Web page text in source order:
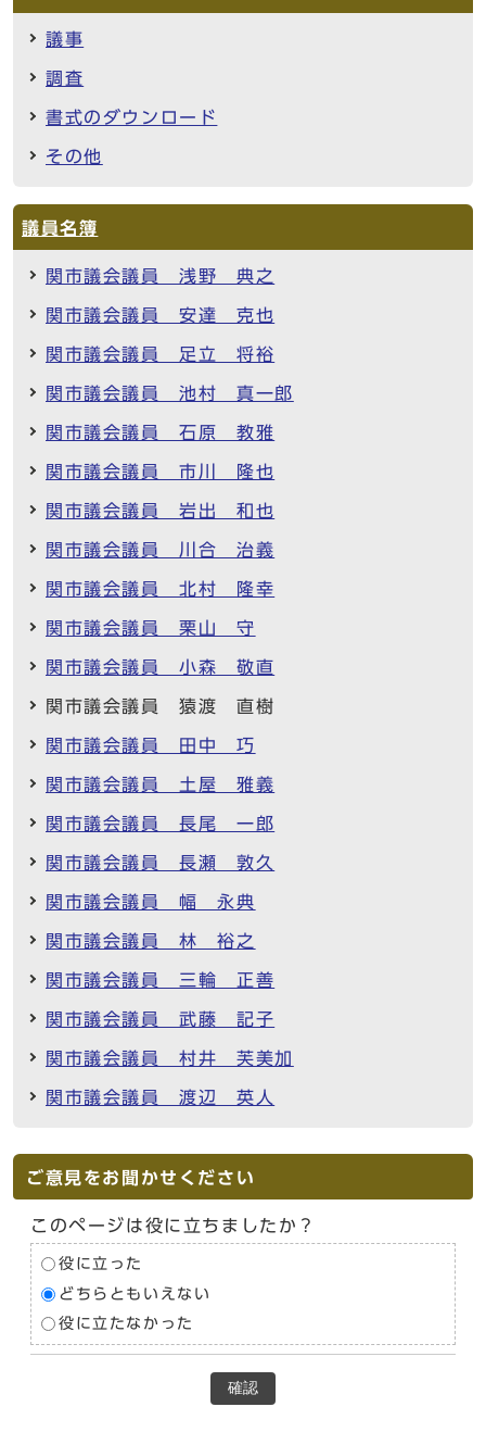
議事
調査
書式のダウンロード
その他
議員名簿
関市議会議員 浅野 典之
関市議会議員 安達 克也
関市議会議員 足立 将裕
関市議会議員 池村 真一郎
関市議会議員 石原 教雅
関市議会議員 市川 隆也
関市議会議員 岩出 和也
関市議会議員 川合 治義
関市議会議員 北村 隆幸
関市議会議員 栗山 守
関市議会議員 小森 敬直
関市議会議員 猿渡 直樹
関市議会議員 田中 巧
関市議会議員 土屋 雅義
関市議会議員 長尾 一郎
関市議会議員 長瀬 敦久
関市議会議員 幅 永典
関市議会議員 林 裕之
関市議会議員 三輪 正善
関市議会議員 武藤 記子
関市議会議員 村井 芙美加
関市議会議員 渡辺 英人
ご意見をお聞かせください
このページは役に立ちましたか？
役に立った
どちらともいえない
役に立たなかった
確認